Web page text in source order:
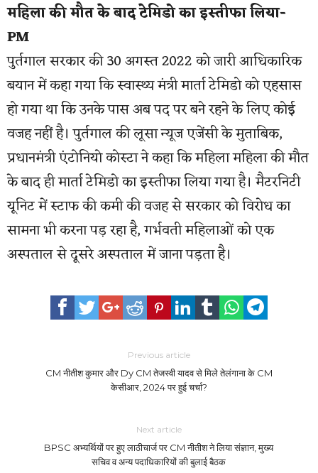
महिला की मौत के बाद टेमिडो का इस्तीफा लिया-
PM
पुर्तगाल सरकार की 30 अगस्त 2022 को जारी आधिकारिक
बयान में कहा गया कि स्वास्थ्य मंत्री मार्ता टेमिडो को एहसास
हो गया था कि उनके पास अब पद पर बने रहने के लिए कोई
वजह नहीं है। पुर्तगाल की लूसा न्यूज एजेंसी के मुताबिक,
प्रधानमंत्री एंटोनियो कोस्टा ने कहा कि महिला महिला की मौत
के बाद ही मार्ता टेमिडो का इस्तीफा लिया गया है। मैटरनिटी
यूनिट में स्टाफ की कमी की वजह से सरकार को विरोध का
सामना भी करना पड़ रहा है, गर्भवती महिलाओं को एक
अस्पताल से दूसरे अस्पताल में जाना पड़ता है।
Previous article
CM नीतीश कुमार और Dy CM तेजस्वी यादव से मिले तेलंगाना के CM
केसीआर, 2024 पर हुई चर्चा?
Next article
BPSC अभ्यर्थियों पर हुए लाठीचार्ज पर CM नीतीश ने लिया संज्ञान, मुख्य
सचिव व अन्य पदाधिकारियों की बुलाई बैठक